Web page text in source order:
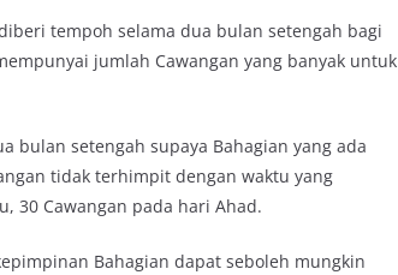
tempoh selama dua bulan setengah bagi
jumlah Cawangan yang banyak untuk
bulan setengah supaya Bahagian yang ada
tidak terhimpit dengan waktu yang
30 Cawangan pada hari Ahad.
Bahagian dapat seboleh mungkin